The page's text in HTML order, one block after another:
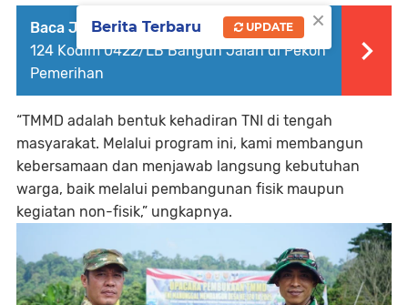
Baca Juga : Akses Lebih Mudah, TMMD ke-
124 Kodim 0422/LB Bangun Jalan di Pekon
Pemerihan
“TMMD adalah bentuk kehadiran TNI di tengah
masyarakat. Melalui program ini, kami membangun
kebersamaan dan menjawab langsung kebutuhan
warga, baik melalui pembangunan fisik maupun
kegiatan non-fisik,” ungkapnya.
×
Berita Terbaru UPDATE